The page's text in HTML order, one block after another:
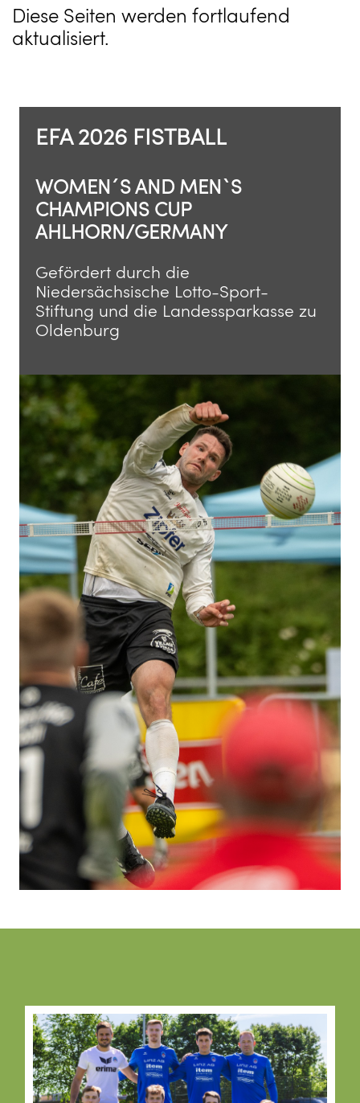
Diese Seiten werden fortlaufend
aktualisiert.
EFA 2026 FISTBALL
WOMEN´S AND MEN`S
CHAMPIONS CUP
AHLHORN/GERMANY
Gefördert durch die
Niedersächsische Lotto-Sport-
Stiftung und die Landessparkasse zu
Oldenburg